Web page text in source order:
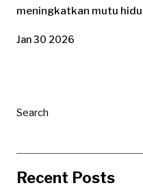
meningkatkan mutu
Jan 30 2026
Search
Recent Posts